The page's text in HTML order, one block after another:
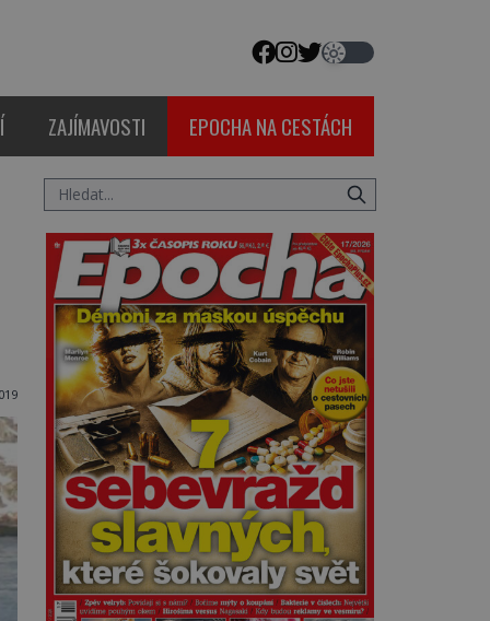
ZAJÍMAVOSTI EPOCHA NA CESTÁCH